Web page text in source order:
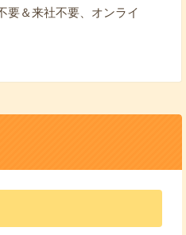
＆来社不要、オンライ